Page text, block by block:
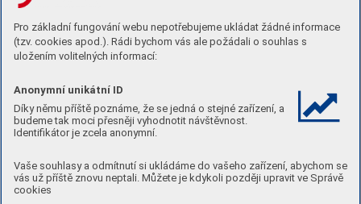
Pro základní fungování webu nepotřebujeme ukládat žádné informace
(tzv. cookies apod.). Rádi bychom vás ale požádali o souhlas s
uložením volitelných informací:
Anonymní unikátní ID
Díky němu příště poznáme, že se jedná o stejné zařízení, a
budeme tak moci přesněji vyhodnotit návštěvnost.
Identifikátor je zcela anonymní.
Vaše souhlasy a odmítnutí si ukládáme do vašeho zařízení, abychom se
vás už příště znovu neptali. Můžete je kdykoli později upravit ve Správě
cookies
Číst
Nenechte si ujít